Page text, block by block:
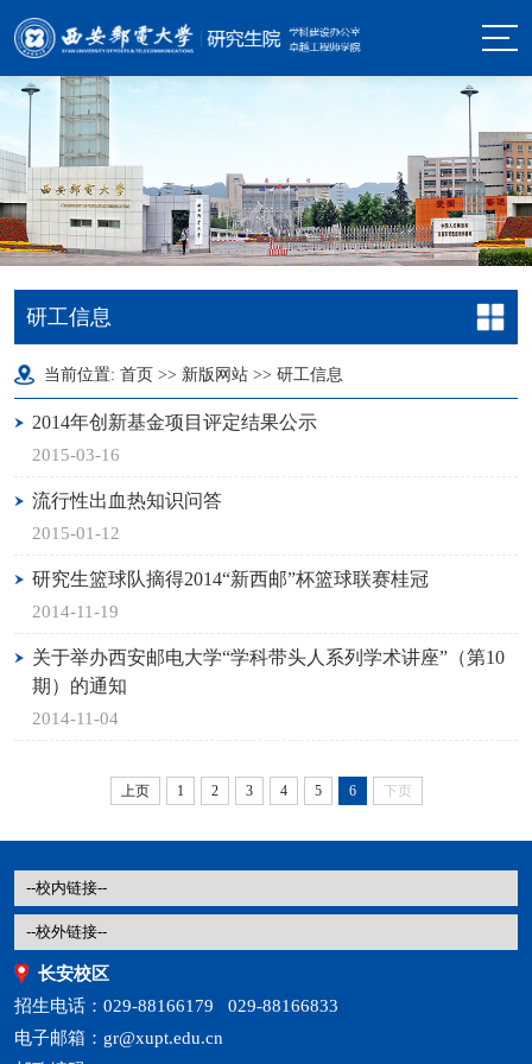
研工信息
当前位置: 首页 >> 新版网站 >> 研工信息
2014年创新基金项目评定结果公示
2015-03-16
流行性出血热知识问答
2015-01-12
研究生篮球队摘得2014“新西邮”杯篮球联赛桂冠
2014-11-19
关于举办西安邮电大学“学科带头人系列学术讲座”（第10
期）的通知
2014-11-04
上页 1 2 3 4 5 6 下页
长安校区
招生电话：029-88166179 029-88166833
电子邮箱：gr@xupt.edu.cn